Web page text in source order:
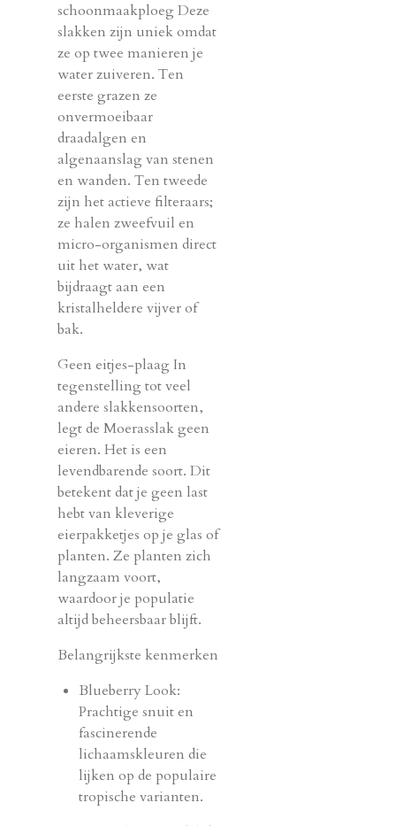
schoonmaakploeg Deze
slakken zijn uniek omdat
ze op twee manieren je
water zuiveren. Ten
eerste grazen ze
onvermoeibaar
draadalgen en
algenaanslag van stenen
en wanden. Ten tweede
zijn het actieve filteraars;
ze halen zweefvuil en
micro-organismen direct
uit het water, wat
bijdraagt aan een
kristalheldere vijver of
bak.
Geen eitjes-plaag In
tegenstelling tot veel
andere slakkensoorten,
legt de Moerasslak geen
eieren. Het is een
levendbarende soort. Dit
betekent dat je geen last
hebt van kleverige
eierpakketjes op je glas of
planten. Ze planten zich
langzaam voort,
waardoor je populatie
altijd beheersbaar blijft.
Belangrijkste kenmerken
Blueberry Look:
Prachtige snuit en
fascinerende
lichaamskleuren die
lijken op de populaire
tropische varianten.